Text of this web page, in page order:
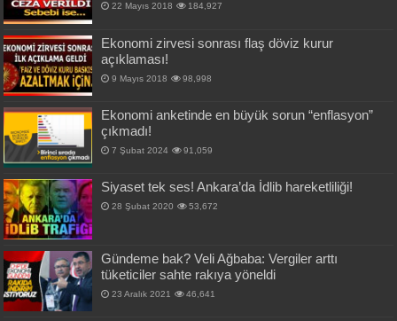
22 Mayıs 2018 184,927
Ekonomi zirvesi sonrası flaş döviz kurur
açıklaması!
9 Mayıs 2018 98,998
Ekonomi anketinde en büyük sorun “enflasyon”
çıkmadı!
7 Şubat 2024 91,059
Siyaset tek ses! Ankara’da İdlib hareketliliği!
28 Şubat 2020 53,672
Gündeme bak? Veli Ağbaba: Vergiler arttı
tüketiciler sahte rakıya yöneldi
23 Aralık 2021 46,641